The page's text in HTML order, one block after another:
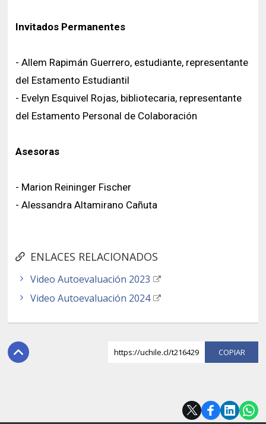
ENLACES RELACIONADOS
Video Autoevaluación 2023
Video Autoevaluación 2024
Invitados Permanentes
- Allem Rapimán Guerrero, estudiante, representante
del Estamento Estudiantil
- Evelyn Esquivel Rojas, bibliotecaria, representante
del Estamento Personal de Colaboración
Asesoras
- Marion Reininger Fischer
- Alessandra Altamirano Cañuta
https://uchile.cl/t216429